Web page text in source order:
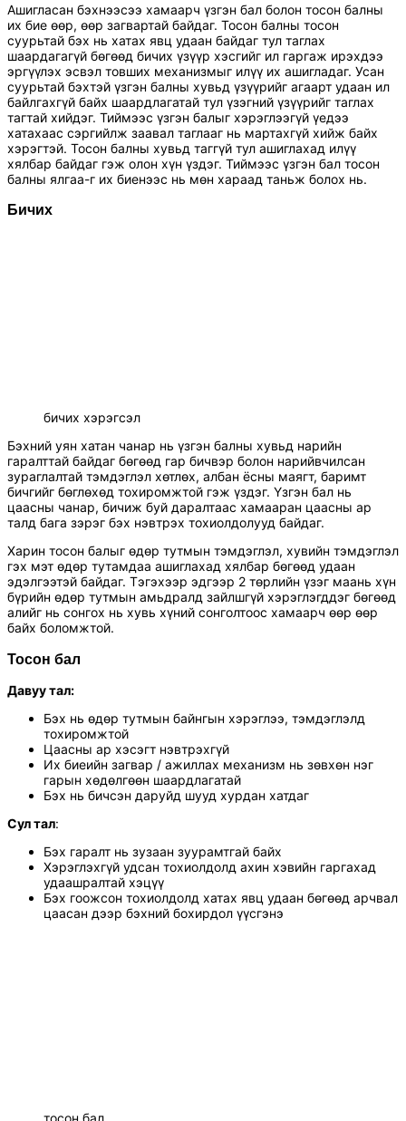
Ашигласан бэхнээсээ хамаарч үзгэн бал болон тосон балны
их бие өөр, өөр загвартай байдаг. Тосон балны тосон
суурьтай бэх нь хатах явц удаан байдаг тул таглах
шаардагагүй бөгөөд бичих үзүүр хэсгийг ил гаргаж ирэхдээ
эргүүлэх эсвэл товших механизмыг илүү их ашигладаг. Усан
суурьтай бэхтэй үзгэн балны хувьд үзүүрийг агаарт удаан ил
байлгахгүй байх шаардлагатай тул үзэгний үзүүрийг таглах
тагтай хийдэг. Тиймээс үзгэн балыг хэрэглээгүй үедээ
хатахаас сэргийлж заавал таглааг нь мартахгүй хийж байх
хэрэгтэй. Тосон балны хувьд таггүй тул ашиглахад илүү
хялбар байдаг гэж олон хүн үздэг. Тиймээс үзгэн бал тосон
балны ялгаа-г их биенээс нь мөн хараад таньж болох нь.
Бичих
бичих хэрэгсэл
Бэхний уян хатан чанар нь үзгэн балны хувьд нарийн
гаралттай байдаг бөгөөд гар бичвэр болон нарийвчилсан
зураглалтай тэмдэглэл хөтлөх, албан ёсны маягт, баримт
бичгийг бөглөхөд тохиромжтой гэж үздэг. Үзгэн бал нь
цаасны чанар, бичиж буй даралтаас хамааран цаасны ар
талд бага зэрэг бэх нэвтрэх тохиолдолууд байдаг.
Харин тосон балыг өдөр тутмын тэмдэглэл, хувийн тэмдэглэл
гэх мэт өдөр тутамдаа ашиглахад хялбар бөгөөд удаан
эдэлгээтэй байдаг. Тэгэхээр эдгээр 2 төрлийн үзэг маань хүн
бүрийн өдөр тутмын амьдралд зайлшгүй хэрэглэгддэг бөгөөд
алийг нь сонгох нь хувь хүний сонголтоос хамаарч өөр өөр
байх боломжтой.
Тосон бал
Давуу тал:
Бэх нь өдөр тутмын байнгын хэрэглээ, тэмдэглэлд
тохиромжтой
Цаасны ар хэсэгт нэвтрэхгүй
Их биеийн загвар / ажиллах механизм нь зөвхөн нэг
гарын хөдөлгөөн шаардлагатай
Бэх нь бичсэн даруйд шууд хурдан хатдаг
Сул тал:
Бэх гаралт нь зузаан зуурамтгай байх
Хэрэглэхгүй удсан тохиолдолд ахин хэвийн гаргахад
удаашралтай хэцүү
Бэх гоожсон тохиолдолд хатах явц удаан бөгөөд арчвал
цаасан дээр бэхний бохирдол үүсгэнэ
тосон бал